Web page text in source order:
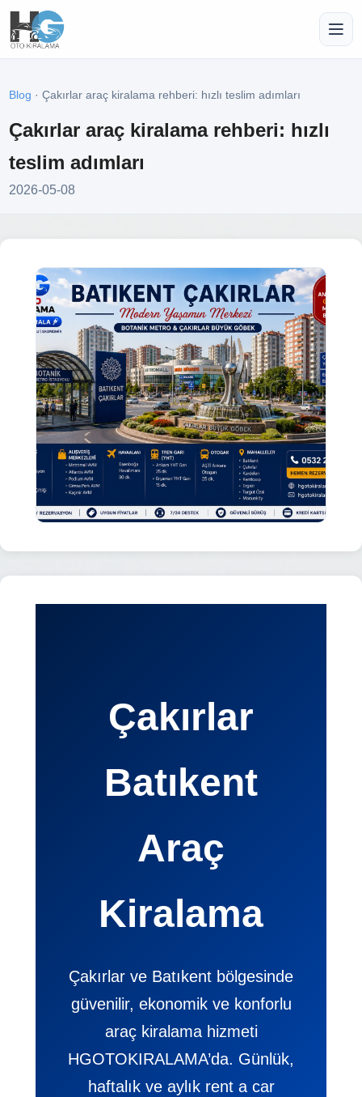
Blog · Çakırlar araç kiralama rehberi: hızlı teslim adımları
Çakırlar araç kiralama rehberi: hızlı
teslim adımları
2026-05-08
Çakırlar
Batıkent
Araç
Kiralama
Çakırlar ve Batıkent bölgesinde
güvenilir, ekonomik ve konforlu
araç kiralama hizmeti
HGOTOKIRALAMA’da. Günlük,
haftalık ve aylık rent a car